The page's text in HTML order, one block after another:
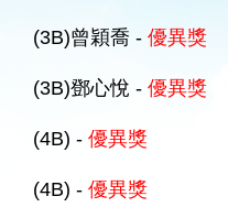
(3B)曾穎喬 - 優異獎
(3B)鄧心悅 - 優異獎
(4B) - 優異獎
(4B) - 優異獎